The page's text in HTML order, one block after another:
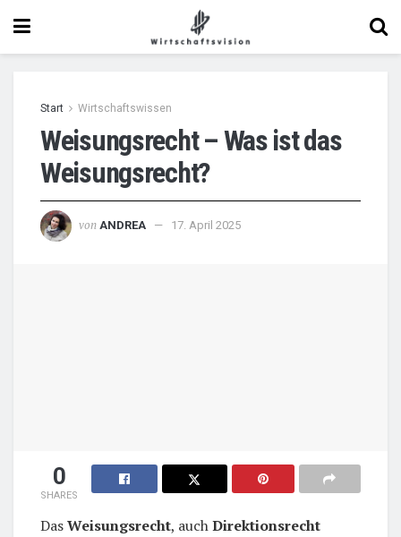
Start Wirtschaftswissen
Weisungsrecht – Was ist das
Weisungsrecht?
von ANDREA 17. April 2025
0
SHARES
DasWeisungsrecht, auchDirektionsrecht